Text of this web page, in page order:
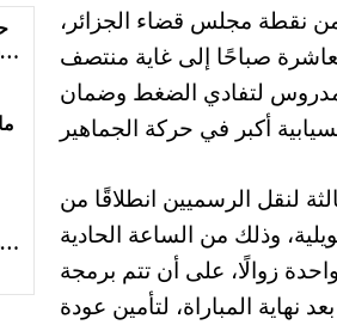
نقطة مجلس قضاء الجزائر،
صباحًا إلى غاية منتصف
مدروس لتفادي الضغط وضمان
لنقل الرسميين انطلاقًا من
سيارات ملعب 5 جويلية، وذلك من الساعة الحادية
زوالًا، على أن تتم برمجة
نهاية المباراة، لتأمين عودة